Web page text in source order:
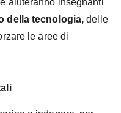
aiuteranno insegnanti
della tecnologia, delle
le aree di